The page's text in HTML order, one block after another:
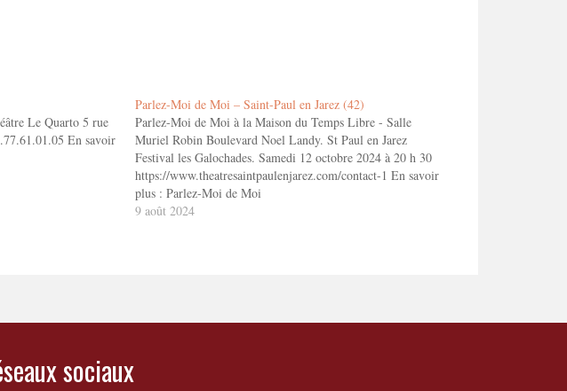
Le Quarto 5 rue
En savoir
Parlez-Moi de Moi – Saint-Paul en Jarez (42)
Parlez-Moi de Moi à la Maison du Temps Libre - Salle
Muriel Robin Boulevard Noel Landy. St Paul en Jarez
Festival les Galochades. Samedi 12 octobre 2024 à 20 h 30
https://www.theatresaintpaulenjarez.com/contact-1 En savoir
plus : Parlez-Moi de Moi
9 août 2024
sociaux